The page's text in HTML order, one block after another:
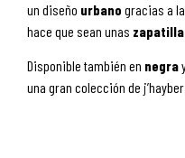
un diseño urbano gracias a
hace que sean unas
Disponible también en negra
una gran colección de